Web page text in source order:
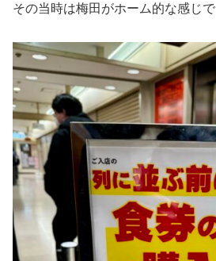
その当時は梅田がホーム的な感じで